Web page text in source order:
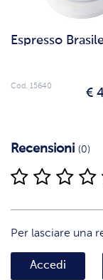
Espresso
€
Cod. 15640
Recensioni (0)
Per lasciare una
Accedi